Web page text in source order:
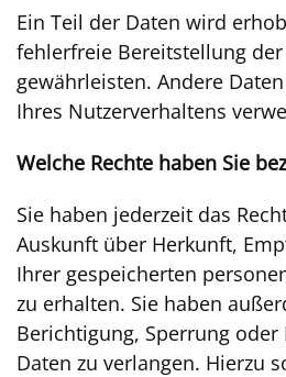
Ein Teil der Daten wird
fehlerfreie Bereitstellung der
gewährleisten. Andere
Ihres Nutzerverhaltens
Welche Rechte haben Sie
Sie haben jederzeit das
Auskunft über Herkunft,
Ihrer gespeicherten
zu erhalten. Sie haben
Berichtigung, Sperrung oder
Daten zu verlangen. Hierzu